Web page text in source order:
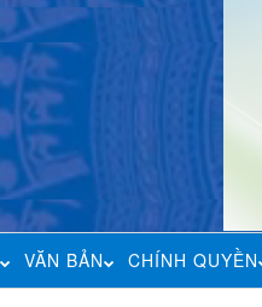
VĂN BẢN CHÍNH QUYỀN